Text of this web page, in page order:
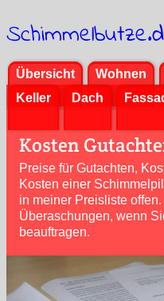
Übersicht Wohnen
Keller
Dach
Kosten
Preise für Gutachten,
Kosten einer
in meiner Preisliste
Überaschungen, wenn
beauftragen.